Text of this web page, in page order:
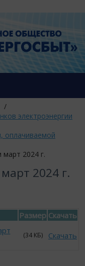
/
электроэнергии
оплачиваемой
март 2024 г.
2024 г.
Размер Скачать
(34 КБ) Скачать